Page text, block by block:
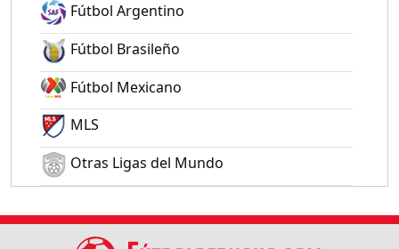
Fútbol Argentino
Fútbol Brasileño
Fútbol Mexicano
MLS
Otras Ligas del Mundo